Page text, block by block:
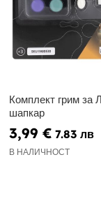
Комплект грим за
шапкар
3,99 € 7.83 лв
В НАЛИЧНОСТ